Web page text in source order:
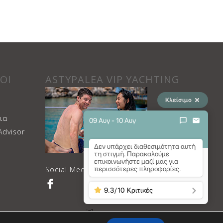
ASTYPALEA VIP YACHTING
Social Media Channels
Κλείσιμο
09 Αυγ - 10 Αυγ
Δεν υπάρχει διαθεσιμότητα αυτή
τη στιγμή. Παρακαλούμε
επικοινωνήστε μαζί μας για
περισσότερες πληροφορίες.
9.3/10 Κριτικές